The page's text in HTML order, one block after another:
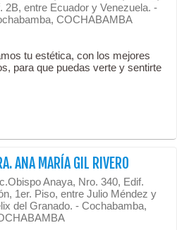
2B, entre Ecuador y Venezuela. -
COCHABAMBA
tu estética, con los mejores
para que puedas verte y sentirte
ANA MARÍA GIL RIVERO
Anaya, Nro. 340, Edif.
1er. Piso, entre Julio Méndez y
del Granado. - Cochabamba,